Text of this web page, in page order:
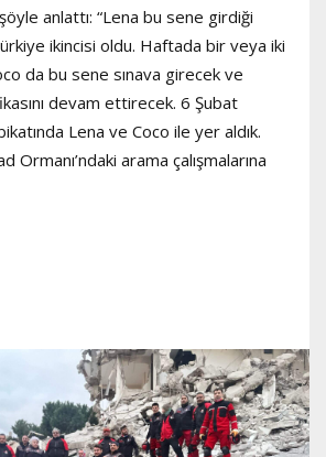
anlattı: “Lena bu sene girdiği
ikincisi oldu. Haftada bir veya iki
da bu sene sınava girecek ve
devam ettirecek. 6 Şubat
Lena ve Coco ile yer aldık.
Ormanı’ndaki arama çalışmalarına